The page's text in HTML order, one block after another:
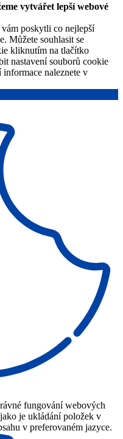
vytvářet lepší webové
poskytli co nejlepší
Můžete souhlasit se
kliknutím na tlačítko
nastavení souborů cookie
naleznete v
fungování webových
je ukládání položek v
v preferovaném jazyce.